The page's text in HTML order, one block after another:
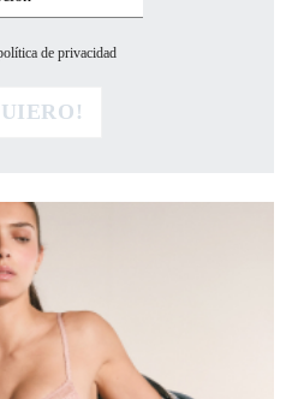
de privacidad